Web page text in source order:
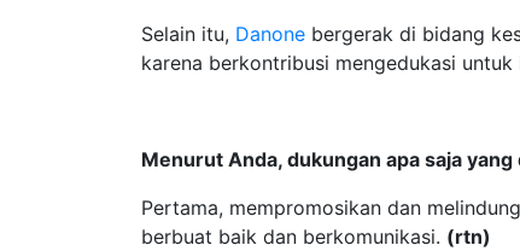
Selain itu, Danone bergerak di bidang
karena berkontribusi mengedukasi
Menurut Anda, dukungan apa saja
Pertama, mempromosikan dan
berbuat baik dan berkomunikasi. (rtn)